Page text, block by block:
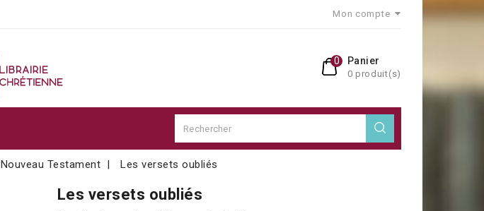
Mon compte
Panier
0 produit(s)
0
Nouveau Testament Les versets oubliés
Les versets oubliés